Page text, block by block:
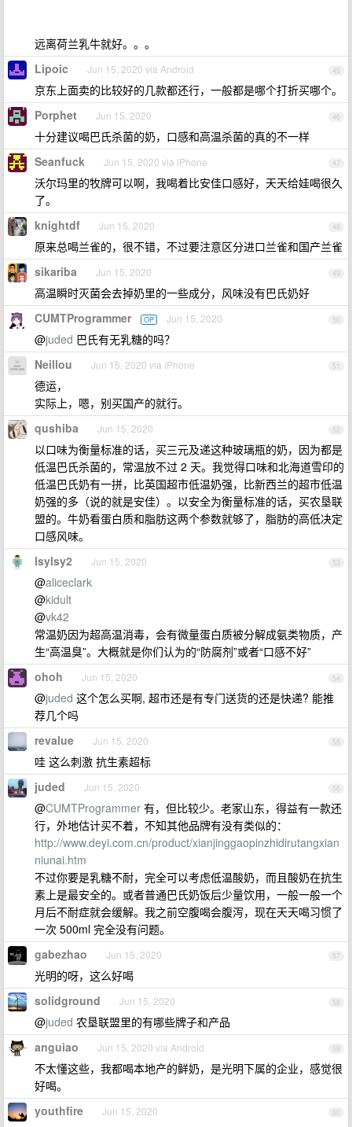
远离荷兰乳牛就好。。。
45
Lipoic Jun 15, 2020 via Android
京东上面卖的比较好的几款都还行，一般都是哪个打折买哪个。
46
Porphet Jun 15, 2020
十分建议喝巴氏杀菌的奶，口感和高温杀菌的真的不一样
47
Seanfuck Jun 15, 2020 via iPhone
沃尔玛里的牧牌可以啊，我喝着比安佳口感好，天天给娃喝很久
了。
48
knightdf Jun 15, 2020
原来总喝兰雀的，很不错，不过要注意区分进口兰雀和国产兰雀
49
sikariba Jun 15, 2020
高温瞬时灭菌会去掉奶里的一些成分，风味没有巴氏奶好
50
CUMTProgrammer OP Jun 15, 2020
@juded 巴氏有无乳糖的吗？
51
Neillou Jun 15, 2020 via iPhone
德运，
实际上，嗯，别买国产的就行。
52
qushiba Jun 15, 2020
以口味为衡量标准的话，买三元及递这种玻璃瓶的奶，因为都是
低温巴氏杀菌的，常温放不过 2 天。我觉得口味和北海道雪印的
低温巴氏奶有一拼，比英国超市低温奶强，比新西兰的超市低温
奶强的多（说的就是安佳）。以安全为衡量标准的话，买农垦联
盟的。牛奶看蛋白质和脂肪这两个参数就够了，脂肪的高低决定
口感风味。
53
lsylsy2 Jun 15, 2020
@aliceclark
@kidult
@vk42
常温奶因为超高温消毒，会有微量蛋白质被分解成氨类物质，产
生“高温臭”。大概就是你们认为的“防腐剂”或者“口感不好”
54
ohoh Jun 15, 2020
@juded 这个怎么买啊, 超市还是有专门送货的还是快递? 能推
荐几个吗
55
revalue Jun 15, 2020
哇 这么刺激 抗生素超标
56
juded Jun 15, 2020
@CUMTProgrammer 有，但比较少。老家山东，得益有一款还
行，外地估计买不着，不知其他品牌有没有类似的：
http://www.deyi.com.cn/product/xianjinggaopinzhidirutangxian
niunai.htm
不过你要是乳糖不耐，完全可以考虑低温酸奶，而且酸奶在抗生
素上是最安全的。或者普通巴氏奶饭后少量饮用，一般一般一个
月后不耐症就会缓解。我之前空腹喝会腹泻，现在天天喝习惯了
一次 500ml 完全没有问题。
57
gabezhao Jun 15, 2020
光明的呀，这么好喝
58
solidground Jun 15, 2020
@juded 农垦联盟里的有哪些牌子和产品
59
anguiao Jun 15, 2020 via Android
不太懂这些，我都喝本地产的鲜奶，是光明下属的企业，感觉很
好喝。
60
youthfire Jun 15, 2020